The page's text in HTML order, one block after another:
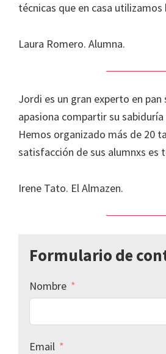
técnicas que en casa
Laura Romero. Alumna.
Jordi es un gran experto en pan
apasiona compartir su
Hemos organizado más de 20
satisfacción de sus alumnxs es
Irene Tato. El Almazen.
Formulario de
Nombre
Email